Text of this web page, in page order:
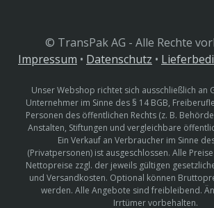
© TransPak AG - Alle Rechte
Impressum • Datenschutz •
Unser Webshop richtet sich ausschließlich an
Unternehmer im Sinne des § 14 BGB,
Personen des öffentlichen Rechts (z. B.
Anstalten, Stiftungen und vergleichbare
Ein Verkauf an Verbraucher im Sinne
(Privatpersonen) ist ausgeschlossen. Alle
Nettopreise zzgl. der jeweils gültigen
und Versandkosten. Optional können
werden. Alle Angebote sind freibleibend.
Irrtümer vorbehalten.